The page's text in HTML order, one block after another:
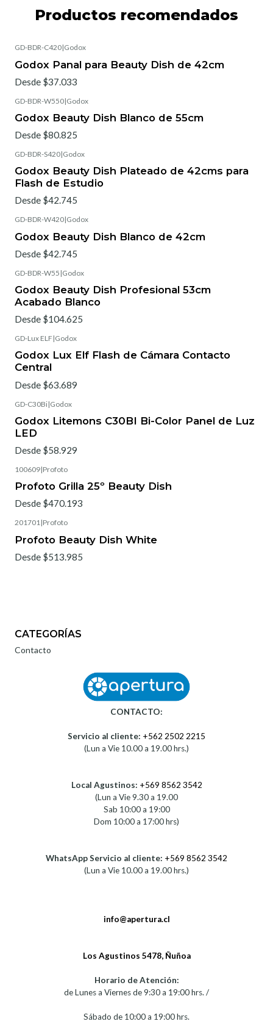
Productos recomendados
GD-BDR-C420|Godox
Godox Panal para Beauty Dish de 42cm
Desde $37.033
GD-BDR-W550|Godox
Godox Beauty Dish Blanco de 55cm
Desde $80.825
GD-BDR-S420|Godox
Godox Beauty Dish Plateado de 42cms para
Flash de Estudio
Desde $42.745
GD-BDR-W420|Godox
Godox Beauty Dish Blanco de 42cm
Desde $42.745
GD-BDR-W55 |Godox
Godox Beauty Dish Profesional 53cm
Acabado Blanco
Desde $104.625
GD-Lux ELF |Godox
Godox Lux Elf Flash de Cámara Contacto
Central
Desde $63.689
GD-C30Bi|Godox
Godox Litemons C30BI Bi-Color Panel de Luz
LED
Desde $58.929
100609|Profoto
Profoto Grilla 25º Beauty Dish
Desde $470.193
201701|Profoto
Profoto Beauty Dish White
Desde $513.985
CATEGORÍAS
Contacto
CONTACTO:
Servicio al cliente: +562 2502 2215
(Lun a Vie 10.00 a 19.00 hrs.)
Local Agustinos: +569 8562 3542
(Lun a Vie 9.30 a 19.00
Sab 10:00 a 19:00
Dom 10:00 a 17:00 hrs)
WhatsApp Servicio al cliente: +569 8562 3542
(Lun a Vie 10.00 a 19.00 hrs.)
info@apertura.cl
Los Agustinos 5478, Ñuñoa
Horario de Atención:
de Lunes a Viernes de 9:30 a 19:00 hrs. /
Sábado de 10:00 a 19:00 hrs.